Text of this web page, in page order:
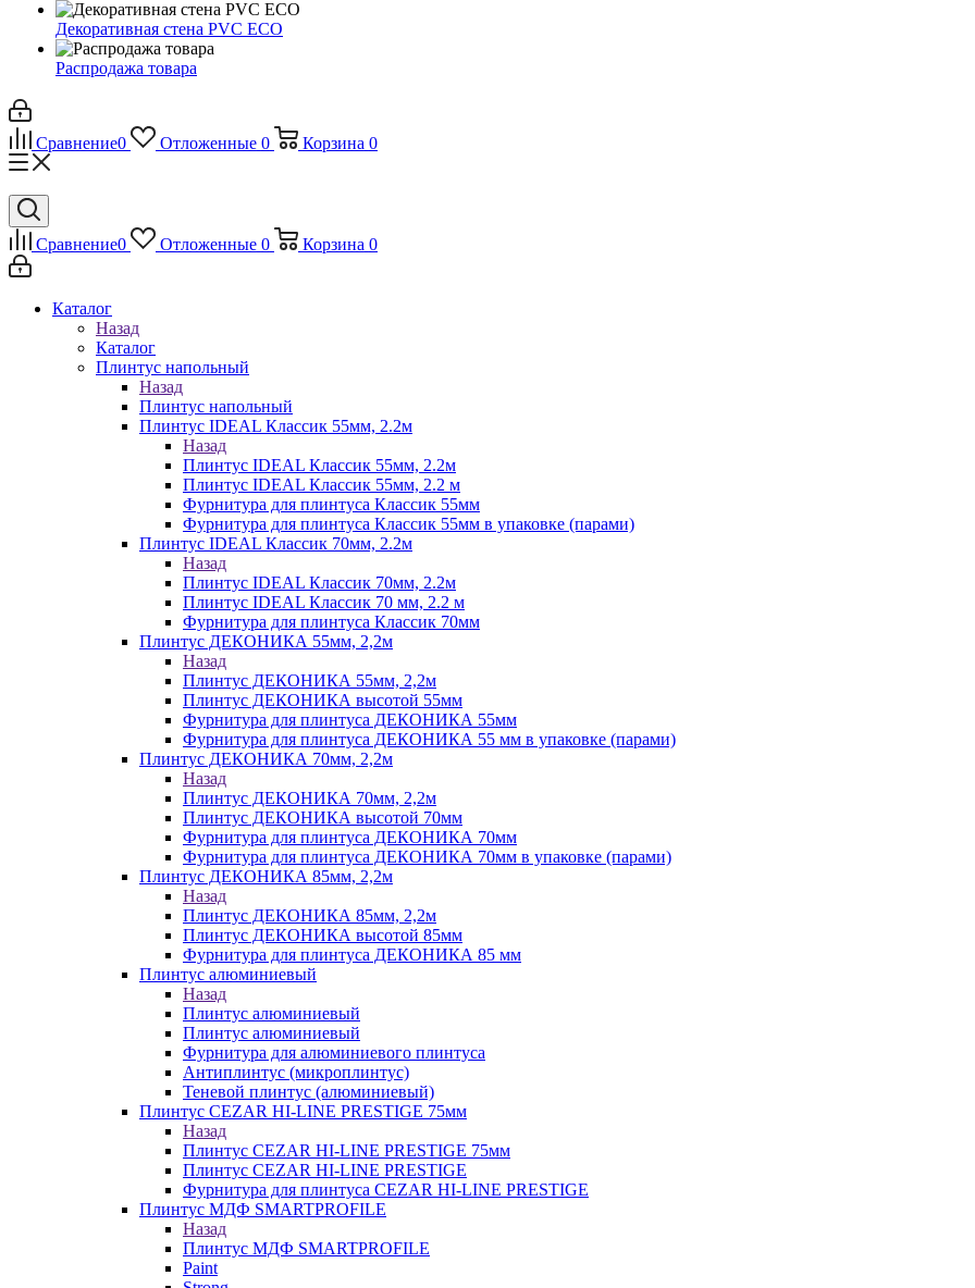
Декоративная стена PVC ECO
Распродажа товара
Сравнение0 Отложенные 0 Корзина 0
Сравнение0 Отложенные 0 Корзина 0
Каталог
Назад
Каталог
Плинтус напольный
Назад
Плинтус напольный
Плинтус IDEAL Классик 55мм, 2.2м
Назад
Плинтус IDEAL Классик 55мм, 2.2м
Плинтус IDEAL Классик 55мм, 2.2 м
Фурнитура для плинтуса Классик 55мм
Фурнитура для плинтуса Классик 55мм в упаковке (парами)
Плинтус IDEAL Классик 70мм, 2.2м
Назад
Плинтус IDEAL Классик 70мм, 2.2м
Плинтус IDEAL Классик 70 мм, 2.2 м
Фурнитура для плинтуса Классик 70мм
Плинтус ДЕКОНИКА 55мм, 2,2м
Назад
Плинтус ДЕКОНИКА 55мм, 2,2м
Плинтус ДЕКОНИКА высотой 55мм
Фурнитура для плинтуса ДЕКОНИКА 55мм
Фурнитура для плинтуса ДЕКОНИКА 55 мм в упаковке (парами)
Плинтус ДЕКОНИКА 70мм, 2,2м
Назад
Плинтус ДЕКОНИКА 70мм, 2,2м
Плинтус ДЕКОНИКА высотой 70мм
Фурнитура для плинтуса ДЕКОНИКА 70мм
Фурнитура для плинтуса ДЕКОНИКА 70мм в упаковке (парами)
Плинтус ДЕКОНИКА 85мм, 2,2м
Назад
Плинтус ДЕКОНИКА 85мм, 2,2м
Плинтус ДЕКОНИКА высотой 85мм
Фурнитура для плинтуса ДЕКОНИКА 85 мм
Плинтус алюминиевый
Назад
Плинтус алюминиевый
Плинтус алюминиевый
Фурнитура для алюминиевого плинтуса
Антиплинтус (микроплинтус)
Теневой плинтус (алюминиевый)
Плинтус CEZAR HI-LINE PRESTIGE 75мм
Назад
Плинтус CEZAR HI-LINE PRESTIGE 75мм
Плинтус CEZAR HI-LINE PRESTIGE
Фурнитура для плинтуса CEZAR HI-LINE PRESTIGE
Плинтус МДФ SMARTPROFILE
Назад
Плинтус МДФ SMARTPROFILE
Paint